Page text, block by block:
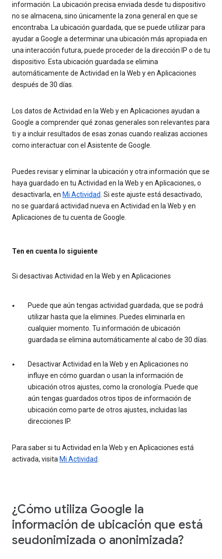
información. La ubicación precisa enviada desde tu dispositivo
no se almacena, sino únicamente la zona general en que se
encontraba. La ubicación guardada, que se puede utilizar para
ayudar a Google a determinar una ubicación más apropiada en
una interacción futura, puede proceder de la dirección IP o de tu
dispositivo. Esta ubicación guardada se elimina
automáticamente de Actividad en la Web y en Aplicaciones
después de 30 días.
Los datos de Actividad en la Web y en Aplicaciones ayudan a
Google a comprender qué zonas generales son relevantes para
ti y a incluir resultados de esas zonas cuando realizas acciones
como interactuar con el Asistente de Google.
Puedes revisar y eliminar la ubicación y otra información que se
haya guardado en tu Actividad en la Web y en Aplicaciones, o
desactivarla, en Mi Actividad. Si este ajuste está desactivado,
no se guardará actividad nueva en Actividad en la Web y en
Aplicaciones de tu cuenta de Google.
Ten en cuenta lo siguiente
Si desactivas Actividad en la Web y en Aplicaciones
Puede que aún tengas actividad guardada, que se podrá
utilizar hasta que la elimines. Puedes eliminarla en
cualquier momento. Tu información de ubicación
guardada se elimina automáticamente al cabo de 30 días.
Desactivar Actividad en la Web y en Aplicaciones no
influye en cómo guardan o usan la información de
ubicación otros ajustes, como la cronología. Puede que
aún tengas guardados otros tipos de información de
ubicación como parte de otros ajustes, incluidas las
direcciones IP.
Para saber si tu Actividad en la Web y en Aplicaciones está
activada, visita Mi Actividad.
¿Cómo utiliza Google la
información de ubicación que está
seudonimizada o anonimizada?